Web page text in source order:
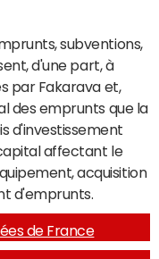
subventions,
d'une part, à
par Fakarava et,
des emprunts que la
d'investissement
affectant le
acquisition
d'emprunts.
de France